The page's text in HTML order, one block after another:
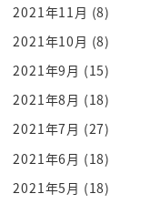
返しませんとまあ
ですでパワーバラ
なかなか進まない
も北方領土皆さん
ここですよね
これがねあまり理
んですけどもロシ
2021年11月 (8)
2021年10月 (8)
2021年9月 (15)
2021年8月 (18)
2021年7月 (27)
2021年6月 (18)
2021年5月 (18)